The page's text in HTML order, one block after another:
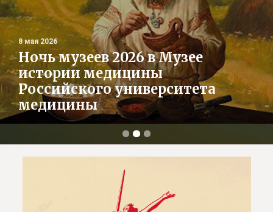
8 мая 2026
Ночь музеев 2026 в Музее
истории медицины
Российского университета
медицины